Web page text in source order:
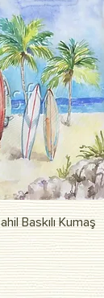
Baskılı Kumaş